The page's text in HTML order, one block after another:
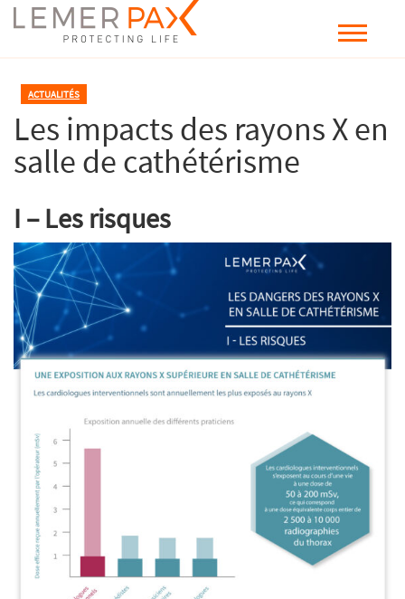
ACTUALITÉS
Les impacts des rayons X en
salle de cathétérisme
I – Les risques